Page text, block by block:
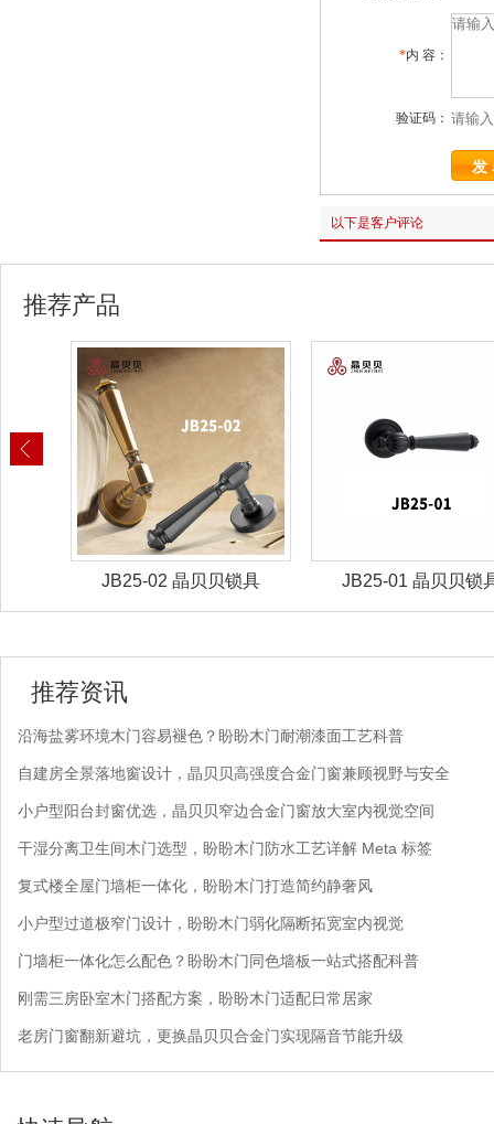
*内 容：
验证码：
以下是客户评论
推荐产品
JB25-02 晶贝贝锁具 JB25-01 晶贝贝锁
推荐资讯
沿海盐雾环境木门容易褪色？盼盼木门耐潮漆面工艺科普
自建房全景落地窗设计，晶贝贝高强度合金门窗兼顾视野与安全
小户型阳台封窗优选，晶贝贝窄边合金门窗放大室内视觉空间
干湿分离卫生间木门选型，盼盼木门防水工艺详解 Meta 标签
复式楼全屋门墙柜一体化，盼盼木门打造简约静奢风
小户型过道极窄门设计，盼盼木门弱化隔断拓宽室内视觉
门墙柜一体化怎么配色？盼盼木门同色墙板一站式搭配科普
刚需三房卧室木门搭配方案，盼盼木门适配日常居家
老房门窗翻新避坑，更换晶贝贝合金门实现隔音节能升级